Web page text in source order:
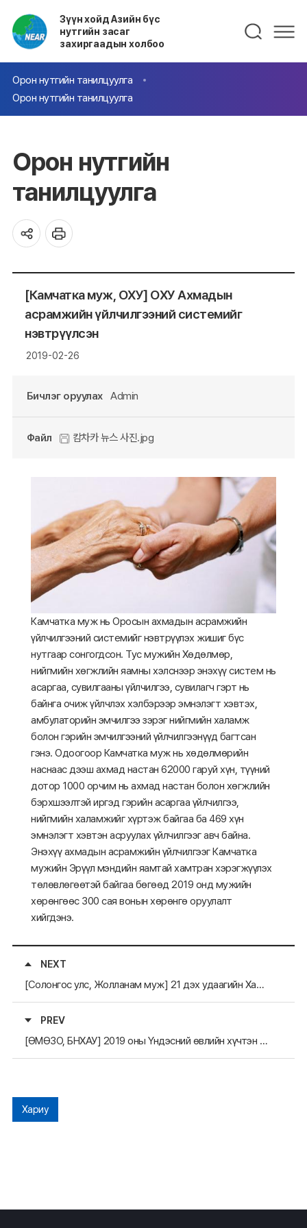
Зүүн хойд Азийн бүс
нутгийн засаг
захиргаадын холбоо
Орон нутгийн танилцуулга
Орон нутгийн танилцуулга
Орон нутгийн
танилцуулга
[Камчатка муж, ОХУ] ОХУ Ахмадын
асрамжийн үйлчилгээний системийг
нэвтрүүлсэн
2019-02-26
Бичлэг оруулах Admin
Файл 캄차카 뉴스 사진.jpg
Камчатка муж нь Оросын ахмадын асрамжийн
үйлчилгээний системийг нэвтрүүлэх жишиг бүс
нутгаар сонгогдсон. Тус мужийн Хөдөлмөр,
нийгмийн хөгжлийн яамны хэлснээр энэхүү систем нь
асаргаа, сувилгааны үйлчилгээ, сувилагч гэрт нь
байнга очиж үйлчлэх хэлбэрээр эмнэлэгт хэвтэх,
амбулаторийн эмчилгээ зэрэг нийгмийн халамж
болон гэрийн эмчилгээний үйлчилгээнүүд багтсан
гэнэ. Одоогоор Камчатка муж нь хөдөлмөрийн
наснаас дээш ахмад настан 62000 гаруй хүн, түүний
дотор 1000 орчим нь ахмад настан болон хөгжлийн
бэрхшээлтэй иргэд гэрийн асаргаа үйлчилгээ,
нийгмийн халамжийг хүртэж байгаа ба 469 хүн
эмнэлэгт хэвтэн асруулах үйлчилгээг авч байна.
Энэхүү ахмадын асрамжийн үйлчилгээг Камчатка
мужийн Эрүүл мэндийн яамтай хамтран хэрэгжүүлэх
төлөвлөгөөтэй байгаа бөгөөд 2019 онд мужийн
хөрөнгөөс 300 сая вонын хөрөнгө оруулалт
хийгдэнэ.
NEXT
[Солонгос улс, Жолланам муж] 21 дэх удаагийн Хампён эрвээхэйн фестиваль
PREV
[ӨМӨЗО, БНХАУ] 2019 оны Үндэсний өвлийн хүчтэн 3 төрөлт тэмцээнийг зохион байгуулав.
Хариу